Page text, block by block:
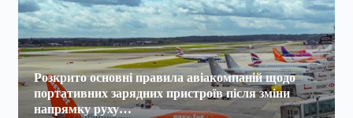
Розкрито основні правила авіакомпаній щодо
портативних зарядних пристроїв після зміни
напрямку руху…